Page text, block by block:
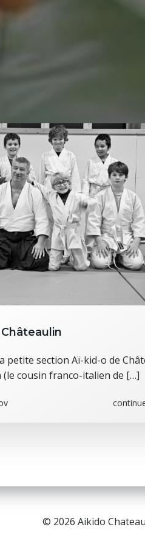
petite section Aï-kid-o de
(le cousin franco-italien de […]
© 2026 Aikido